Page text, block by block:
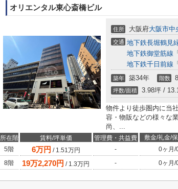
オリエンタル東心斎橋ビル
住所 大阪府大阪市中
交通 地下鉄長堀鶴見
地下鉄御堂筋線 「
地下鉄千日前線 「
築年 築34年 階数
坪数/面積 3.98坪 /
物件より徒歩圏内に当
容・物販などの様々な
尚、...
所在階 賃料/坪単価 管理費・共益費 敷金/礼金/
5階
6万円 / 1.51万円 - 0ヶ月 /
8階
19万2,270円 / 1.3万円 - 0ヶ月 /